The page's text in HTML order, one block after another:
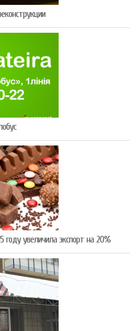
году увеличила экспорт на 20%